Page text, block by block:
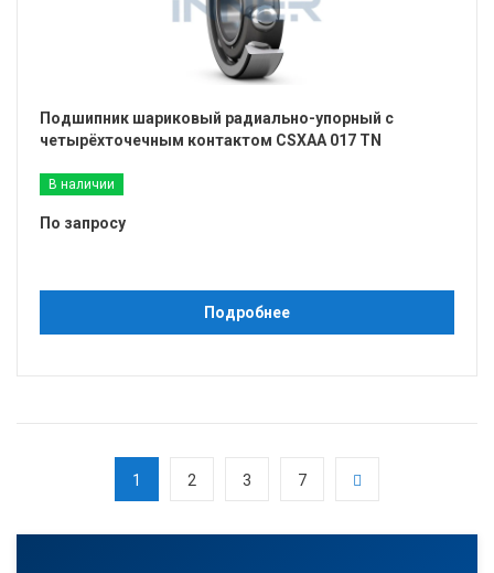
Подшипник шариковый радиально-упорный с
четырёхточечным контактом CSXAA 017 TN
В наличии
По запросу
Подробнее
1 2 3 7